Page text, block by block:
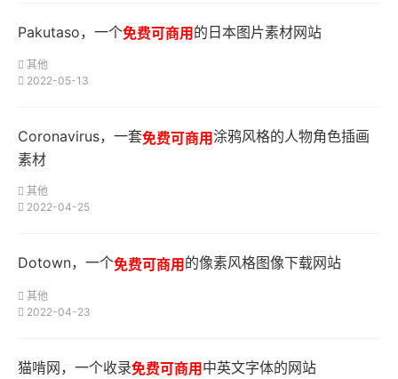
Pakutaso，一个免费可商用的日本图片素材网站
其他
2022-05-13
Coronavirus，​一套免费可商用涂鸦风格的人物角色插画
素材
其他
2022-04-25
Dotown，一个免费可商用的像素风格图像下载网站
其他
2022-04-23
猫啃网，一个收录免费可商用中英文字体的网站